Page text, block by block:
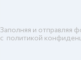
Заполняя и отправляя
c политикой